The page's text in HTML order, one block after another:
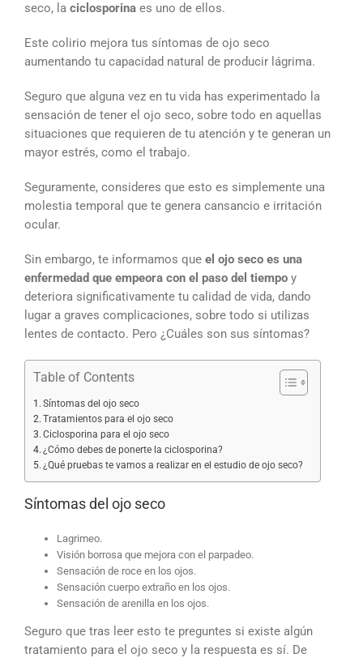
seco, la ciclosporina es uno de ellos.
Este colirio mejora tus síntomas de ojo seco
aumentando tu capacidad natural de producir lágrima.
Seguro que alguna vez en tu vida has experimentado la
sensación de tener el ojo seco, sobre todo en aquellas
situaciones que requieren de tu atención y te generan un
mayor estrés, como el trabajo.
Seguramente, consideres que esto es simplemente una
molestia temporal que te genera cansancio e irritación
ocular.
Sin embargo, te informamos que el ojo seco es una
enfermedad que empeora con el paso del tiempo y
deteriora significativamente tu calidad de vida, dando
lugar a graves complicaciones, sobre todo si utilizas
lentes de contacto. Pero ¿Cuáles son sus síntomas?
Table of Contents
Síntomas del ojo seco
Tratamientos para el ojo seco
Ciclosporina para el ojo seco
¿Cómo debes de ponerte la ciclosporina?
¿Qué pruebas te vamos a realizar en el estudio de ojo seco?
Síntomas del ojo seco
Lagrimeo.
Visión borrosa que mejora con el parpadeo.
Sensación de roce en los ojos.
Sensación cuerpo extraño en los ojos.
Sensación de arenilla en los ojos.
Seguro que tras leer esto te preguntes si existe algún
tratamiento para el ojo seco y la respuesta es sí. De